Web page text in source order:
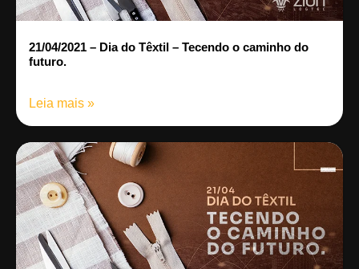
21/04/2021 – Dia do Têxtil – Tecendo o caminho do
futuro.
Leia mais »